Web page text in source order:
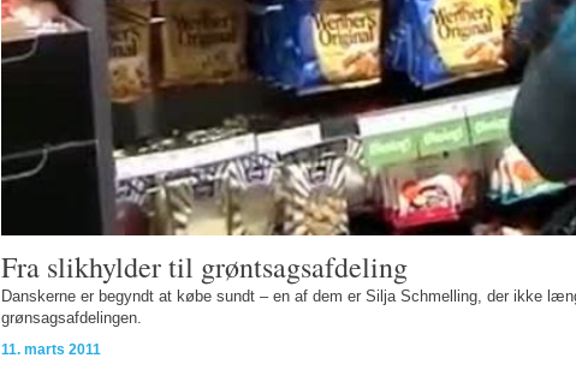
Fra slikhylder til grøntsagsafdeling
Danskerne er begyndt at købe sundt – en af dem er Silja Schmelling, der ikke
grønsagsafdelingen.
11. marts 2011